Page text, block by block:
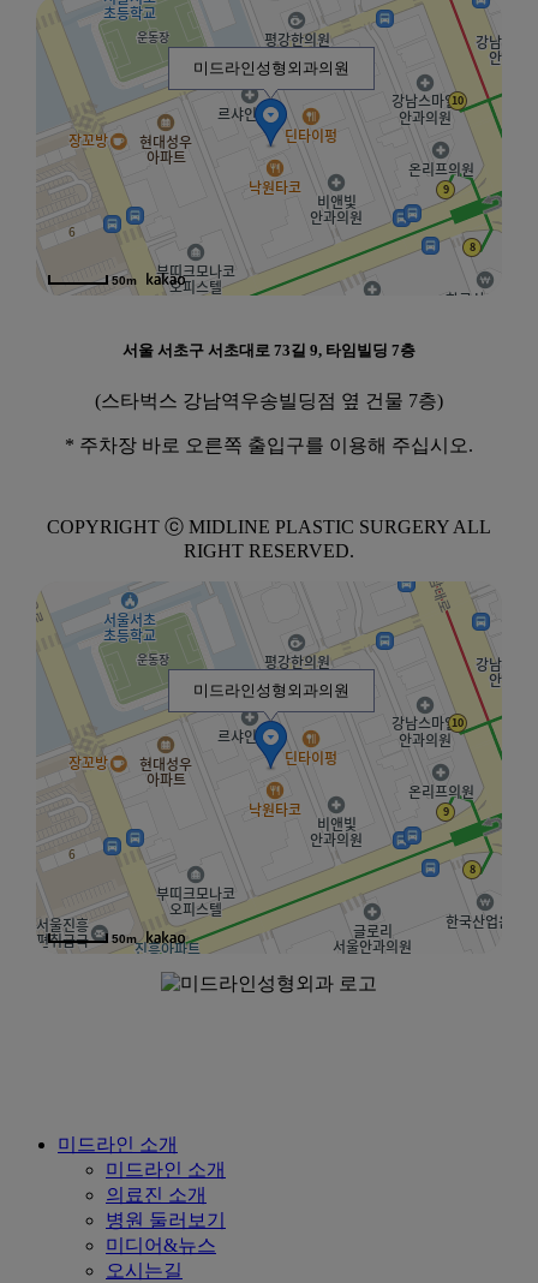
미드라인성형외과의원
50m
서울 서초구 서초대로 73길 9, 타임빌딩 7층
(스타벅스 강남역우송빌딩점 옆 건물 7층)
* 주차장 바로 오른쪽 출입구를 이용해 주십시오.
COPYRIGHT ⓒ MIDLINE PLASTIC SURGERY ALL
RIGHT RESERVED.
미드라인성형외과의원
50m
Close
미드라인 소개
미드라인 소개
의료진 소개
병원 둘러보기
미디어&뉴스
오시는길